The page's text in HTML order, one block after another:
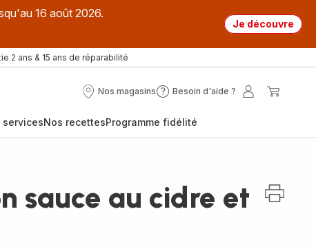
16 août 2026.
Je découvre
2 ans & 15 ans de réparabilité
Nos magasins
Nos
Besoin d'aide ?
Besoin
?
Mon
servicesNos recettesProgramme fidélité
sauce au cidre et